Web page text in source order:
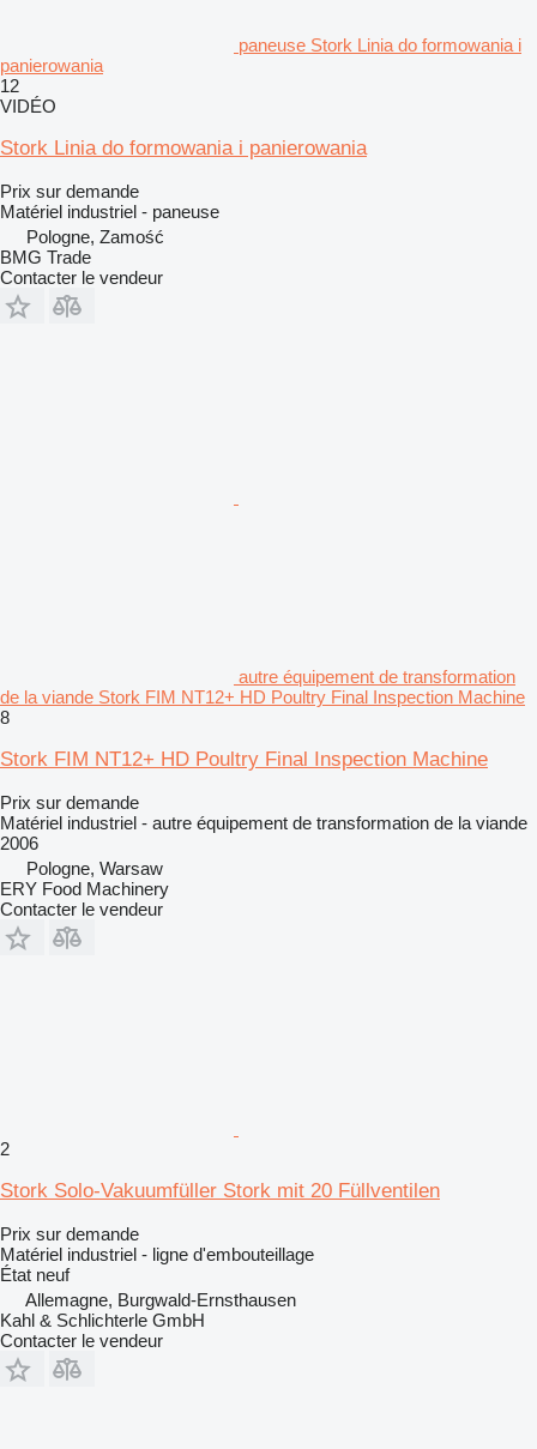
paneuse Stork Linia do formowania i
panierowania
12
VIDÉO
Stork Linia do formowania i panierowania
Prix sur demande
Matériel industriel - paneuse
Pologne, Zamość
BMG Trade
Contacter le vendeur
autre équipement de transformation
de la viande Stork FIM NT12+ HD Poultry Final Inspection Machine
8
Stork FIM NT12+ HD Poultry Final Inspection Machine
Prix sur demande
Matériel industriel - autre équipement de transformation de la viande
2006
Pologne, Warsaw
ERY Food Machinery
Contacter le vendeur
2
Stork Solo-Vakuumfüller Stork mit 20 Füllventilen
Prix sur demande
Matériel industriel - ligne d'embouteillage
État neuf
Allemagne, Burgwald-Ernsthausen
Kahl & Schlichterle GmbH
Contacter le vendeur